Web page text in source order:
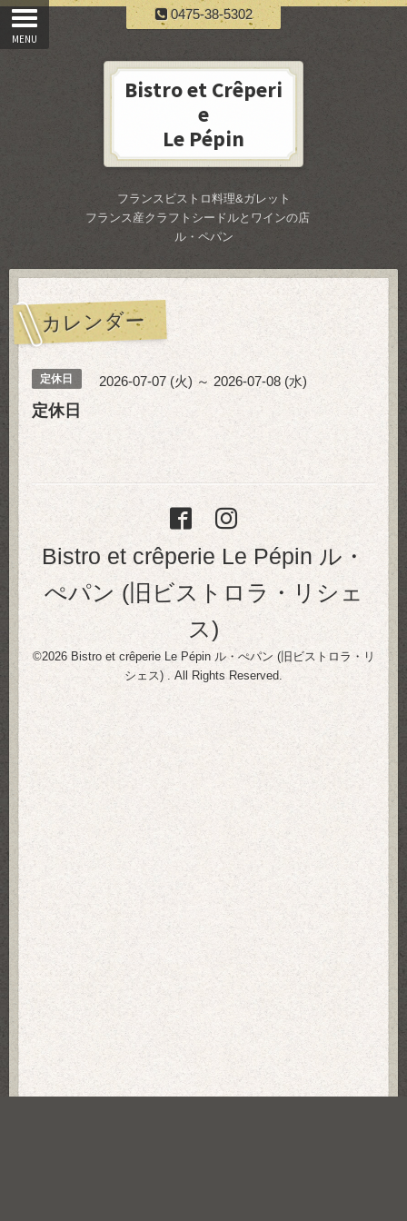
0475-38-5302
Bistro et Crêperi
e
Le Pépin
フランスビストロ料理&ガレット
フランス産クラフトシードルとワインの店
ル・ペパン
カレンダー
定休日 2026-07-07 (火) ～ 2026-07-08 (水)
定休日
Bistro et crêperie Le Pépin ル・
ぺパン (旧ビストロラ・リシェ
ス)
©2026 Bistro et crêperie Le Pépin ル・ぺパン (旧ビストロラ・リ
シェス)
. All Rights Reserved.